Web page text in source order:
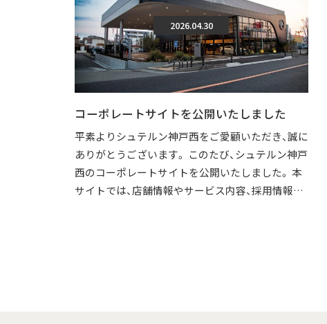
2026.04.30
コーポレートサイトを公開いたしました
平素よりシュテルン神戸西をご愛顧いただき、誠に
ありがとうございます。 このたび、シュテルン神戸
西のコーポレートサイトを公開いたしました。 本
サイトでは、店舗情報やサービス内容、採用情報な